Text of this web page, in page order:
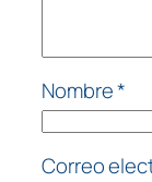
Nombre*
Correo